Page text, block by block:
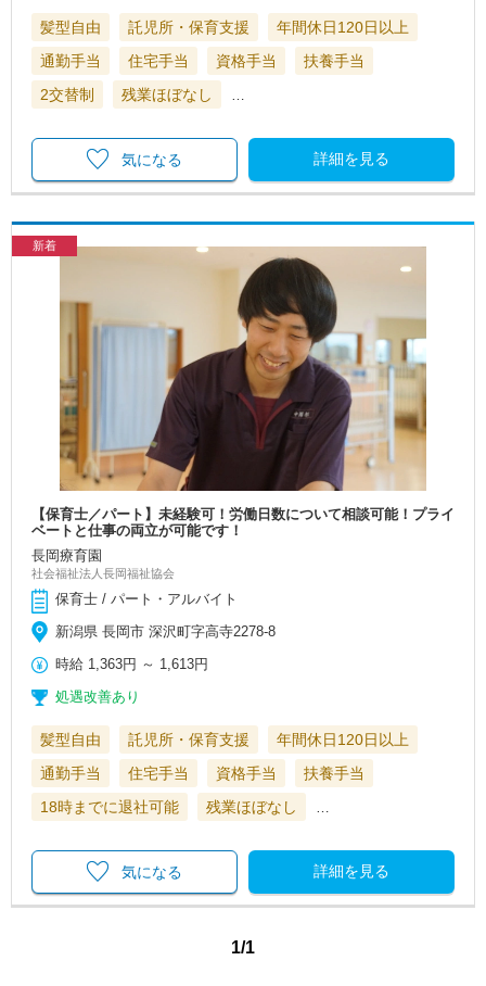
髪型自由 託児所・保育支援
年間休日120日以上
通勤手当
住宅手当 資格手当
扶養手当
2交替制
残業ほぼなし …
詳細を見る
気になる
新着
【保育士／パート】未経験可！労働日数について相談可能！プライ
ベートと仕事の両立が可能です！
長岡療育園
社会福祉法人長岡福祉協会
保育士 / パート・アルバイト
新潟県 長岡市 深沢町字高寺2278-8
時給 1,363円 ～ 1,613円
処遇改善あり
髪型自由 託児所・保育支援
年間休日120日以上
通勤手当
住宅手当 資格手当
扶養手当
18時までに退社可能
残業ほぼなし …
詳細を見る
気になる
1/1